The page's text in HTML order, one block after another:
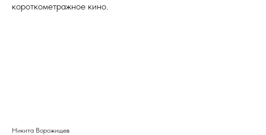
короткометражное кино.
Никита Ворожищев